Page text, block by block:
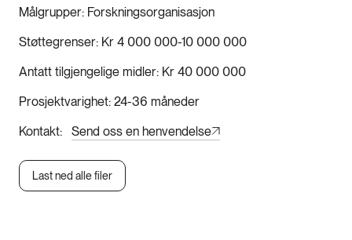
Målgrupper Forskningsorganisasjon
Støttegrenser Kr 4 000 000-10 000 000
Antatt tilgjengelige midler Kr 40 000 000
Prosjektvarighet 24-36 måneder
Kontakt
Send oss en henvendelse
Last ned alle filer